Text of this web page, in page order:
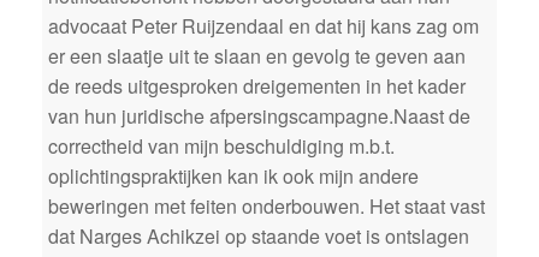
advocaat Peter Ruijzendaal en dat hij kans zag om
er een slaatje uit te slaan en gevolg te geven aan
de reeds uitgesproken dreigementen in het kader
van hun juridische afpersingscampagne.Naast de
correctheid van mijn beschuldiging m.b.t.
oplichtingspraktijken kan ik ook mijn andere
beweringen met feiten onderbouwen. Het staat vast
dat Narges Achikzei op staande voet is ontslagen